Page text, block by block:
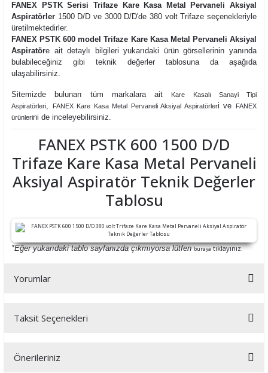
FANEX PSTK Serisi Trifaze Kare Kasa Metal Pervaneli Aksiyal
Aspiratörler 1500 D/D ve 3000 D/D'de 380 volt Trifaze seçenekleriyle
üretilmektedirler.
FANEX PSTK 600 model Trifaze Kare Kasa Metal Pervaneli Aksiyal
Aspiratöre ait detaylı bilgileri yukarıdaki ürün görsellerinin yanında
bulabileceğiniz gibi teknik değerler tablosuna da aşağıda
ulaşabilirsiniz.
Sitemizde bulunan tüm markalara ait
Kare Kasalı Sanayi Tipi
Aspiratörleri, FANEX Kare Kasa Metal Pervaneli Aksiyal Aspiratörleri ve
FANEX
ürünlerini de inceleyebilirsiniz.
FANEX PSTK 600 1500 D/D
Trifaze Kare Kasa Metal Pervaneli
Aksiyal Aspiratör Teknik Değerler
Tablosu
*Eğer yukarıdaki tablo sayfanızda çıkmıyorsa lütfenburayatıklayınız.
Yorumlar
Bu ürüne ilk yorumu siz yapın!
Taksit Seçenekleri
Önerileriniz